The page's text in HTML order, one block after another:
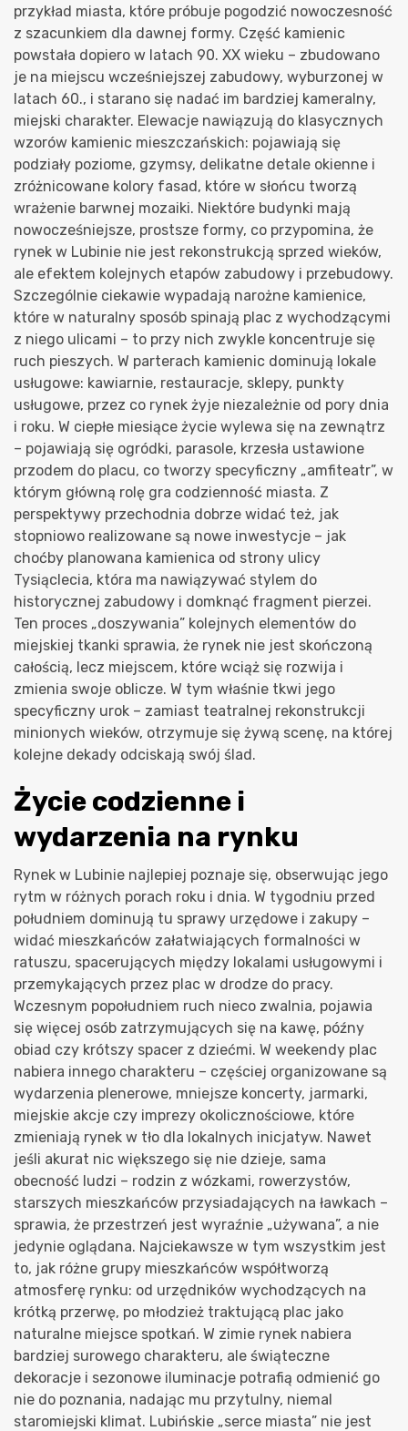
przykład miasta, które próbuje pogodzić nowoczesność
z szacunkiem dla dawnej formy. Część kamienic
powstała dopiero w latach 90. XX wieku – zbudowano
je na miejscu wcześniejszej zabudowy, wyburzonej w
latach 60., i starano się nadać im bardziej kameralny,
miejski charakter. Elewacje nawiązują do klasycznych
wzorów kamienic mieszczańskich: pojawiają się
podziały poziome, gzymsy, delikatne detale okienne i
zróżnicowane kolory fasad, które w słońcu tworzą
wrażenie barwnej mozaiki. Niektóre budynki mają
nowocześniejsze, prostsze formy, co przypomina, że
rynek w Lubinie nie jest rekonstrukcją sprzed wieków,
ale efektem kolejnych etapów zabudowy i przebudowy.
Szczególnie ciekawie wypadają narożne kamienice,
które w naturalny sposób spinają plac z wychodzącymi
z niego ulicami – to przy nich zwykle koncentruje się
ruch pieszych. W parterach kamienic dominują lokale
usługowe: kawiarnie, restauracje, sklepy, punkty
usługowe, przez co rynek żyje niezależnie od pory dnia
i roku. W ciepłe miesiące życie wylewa się na zewnątrz
– pojawiają się ogródki, parasole, krzesła ustawione
przodem do placu, co tworzy specyficzny „amfiteatr”, w
którym główną rolę gra codzienność miasta. Z
perspektywy przechodnia dobrze widać też, jak
stopniowo realizowane są nowe inwestycje – jak
choćby planowana kamienica od strony ulicy
Tysiąclecia, która ma nawiązywać stylem do
historycznej zabudowy i domknąć fragment pierzei.
Ten proces „doszywania” kolejnych elementów do
miejskiej tkanki sprawia, że rynek nie jest skończoną
całością, lecz miejscem, które wciąż się rozwija i
zmienia swoje oblicze. W tym właśnie tkwi jego
specyficzny urok – zamiast teatralnej rekonstrukcji
minionych wieków, otrzymuje się żywą scenę, na której
kolejne dekady odciskają swój ślad.
Życie codzienne i
wydarzenia na rynku
Rynek w Lubinie najlepiej poznaje się, obserwując jego
rytm w różnych porach roku i dnia. W tygodniu przed
południem dominują tu sprawy urzędowe i zakupy –
widać mieszkańców załatwiających formalności w
ratuszu, spacerujących między lokalami usługowymi i
przemykających przez plac w drodze do pracy.
Wczesnym popołudniem ruch nieco zwalnia, pojawia
się więcej osób zatrzymujących się na kawę, późny
obiad czy krótszy spacer z dziećmi. W weekendy plac
nabiera innego charakteru – częściej organizowane są
wydarzenia plenerowe, mniejsze koncerty, jarmarki,
miejskie akcje czy imprezy okolicznościowe, które
zmieniają rynek w tło dla lokalnych inicjatyw. Nawet
jeśli akurat nic większego się nie dzieje, sama
obecność ludzi – rodzin z wózkami, rowerzystów,
starszych mieszkańców przysiadających na ławkach –
sprawia, że przestrzeń jest wyraźnie „używana”, a nie
jedynie oglądana. Najciekawsze w tym wszystkim jest
to, jak różne grupy mieszkańców współtworzą
atmosferę rynku: od urzędników wychodzących na
krótką przerwę, po młodzież traktującą plac jako
naturalne miejsce spotkań. W zimie rynek nabiera
bardziej surowego charakteru, ale świąteczne
dekoracje i sezonowe iluminacje potrafią odmienić go
nie do poznania, nadając mu przytulny, niemal
staromiejski klimat. Lubińskie „serce miasta” nie jest